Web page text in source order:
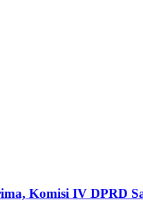
Komisi IV DPRD